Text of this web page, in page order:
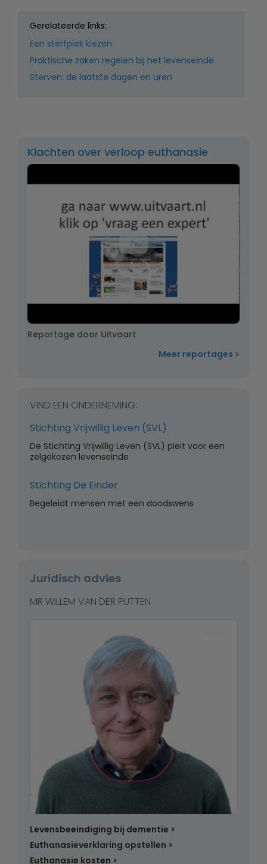
Gerelateerde links:
Een sterfplek kiezen
Praktische zaken regelen bij het levenseinde
Sterven: de laatste dagen en uren
Klachten over verloop euthanasie
Reportage door Uitvaart
Meer reportages
VIND EEN ONDERNEMING:
Stichting Vrijwillig Leven (SVL)
De Stichting Vrijwillig Leven (SVL) pleit voor een
zelgekozen levenseinde
Stichting De Einder
Begeleidt mensen met een doodswens
Juridisch advies
MR WILLEM VAN DER PUTTEN
Levensbeeindiging bij dementie
Euthanasieverklaring opstellen
Euthanasie kosten